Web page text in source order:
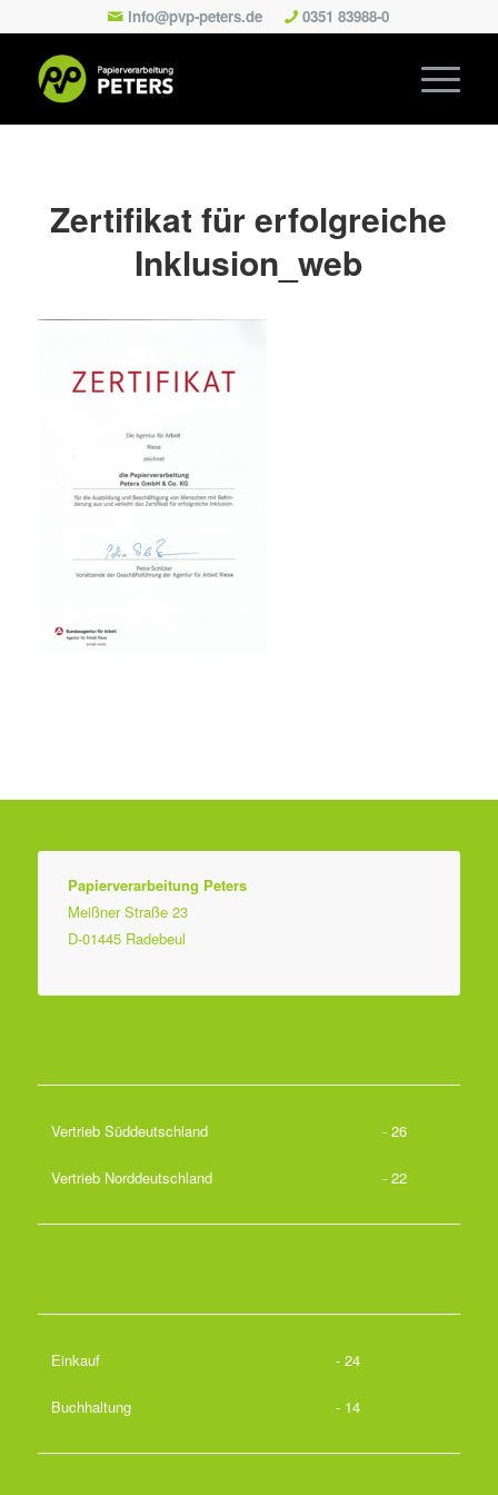
info@pvp-peters.de 0351 83988-0
Zertifikat für erfolgreiche
Inklusion_web
Papierverarbeitung Peters
Meißner Straße 23
D-01445 Radebeul
Vertrieb Süddeutschland - 26
Vertrieb Norddeutschland - 22
Einkauf - 24
Buchhaltung - 14